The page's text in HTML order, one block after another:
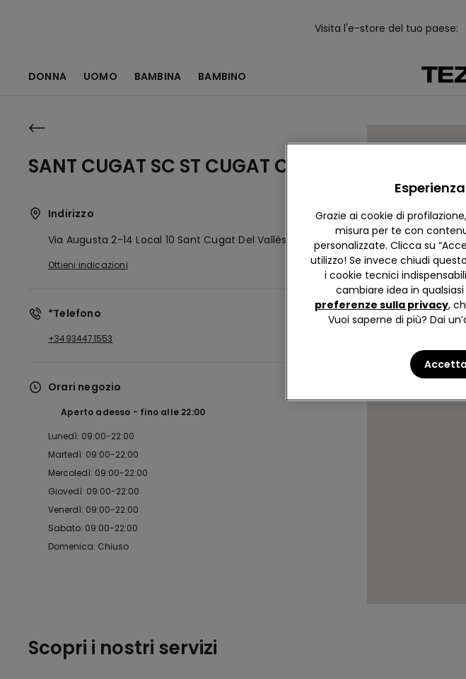
Visita l'e-store del tuo paese:
DONNA UOMO BAMBINA BAMBINO
SANT CUGAT SC ST CUGAT CENTRE
Indirizzo
Via Augusta 2-14 Local 10 Sant Cugat Del Vallès, 08174
Ottieni indicazioni
*Telefono
+34934471553
Orari negozio
Aperto adesso fino alle 22:00
Lunedì: 09:00-22:00
Martedì: 09:00-22:00
Mercoledì: 09:00-22:00
Giovedì: 09:00-22:00
Venerdì: 09:00-22:00
Sabato: 09:00-22:00
Domenica: Chiuso
Scopri i nostri servizi
Grazie ai cookie di
misura per te con
personalizzate. Clicca su
utilizzo! Se invece chiudi
i cookie tecnici
cambiare idea in
preferenze sulla privacy,
Vuoi saperne di più? Dai